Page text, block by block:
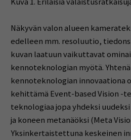
Näkyvän valon alueen
edelleen mm. resoluutio,
kuvan laatuun vaikuttavat
kennoteknologian myötä.
kennoteknologian innovaationa
kehittämä Event-based Vision -
teknologiaa jopa yhdeksi
ja koneen metanäöksi (Meta
Yksinkertaistettuna keskeinen